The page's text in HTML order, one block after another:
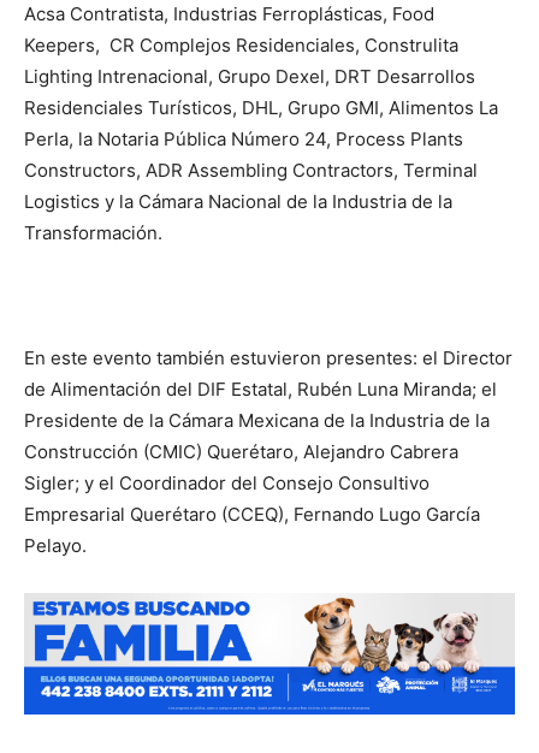
Acsa Contratista, Industrias Ferroplásticas, Food
Keepers, CR Complejos Residenciales, Construlita
Lighting Intrenacional, Grupo Dexel, DRT Desarrollos
Residenciales Turísticos, DHL, Grupo GMI, Alimentos La
Perla, la Notaria Pública Número 24, Process Plants
Constructors, ADR Assembling Contractors, Terminal
Logistics y la Cámara Nacional de la Industria de la
Transformación.
En este evento también estuvieron presentes: el Director
de Alimentación del DIF Estatal, Rubén Luna Miranda; el
Presidente de la Cámara Mexicana de la Industria de la
Construcción (CMIC) Querétaro, Alejandro Cabrera
Sigler; y el Coordinador del Consejo Consultivo
Empresarial Querétaro (CCEQ), Fernando Lugo García
Pelayo.